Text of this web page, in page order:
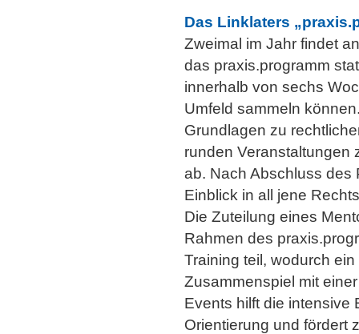
Das Linklaters
Zweimal im Jahr findet
das praxis.programm
innerhalb von sechs
Umfeld sammeln
Grundlagen zu
runden Veranstaltungen
ab. Nach Abschluss des
Einblick in all jene
Die Zuteilung eines
Rahmen des
Training teil, wodurch
Zusammenspiel mit
Events hilft die intensive
Orientierung und fördert